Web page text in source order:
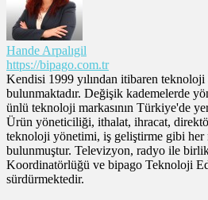
Hande Arpalıgil
https://bipago.com.tr
Kendisi 1999 yılından itibaren
bulunmaktadır. Değişik kademelerde
ünlü teknoloji markasının Türkiye'de
Ürün yöneticiliği, ithalat, ihracat,
teknoloji yönetimi, iş geliştirme gibi her
bulunmuştur. Televizyon, radyo ile
Koordinatörlüğü ve bipago Teknoloji
sürdürmektedir.